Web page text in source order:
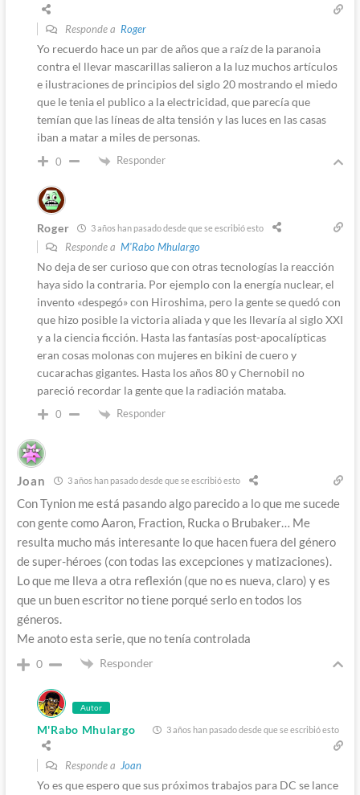
Responde a Roger
Yo recuerdo hace un par de años que a raíz de la paranoia
contra el llevar mascarillas salieron a la luz muchos artículos
e ilustraciones de principios del siglo 20 mostrando el miedo
que le tenia el publico a la electricidad, que parecía que
temían que las líneas de alta tensión y las luces en las casas
iban a matar a miles de personas.
0 Responder
Roger 3 años han pasado desde que se escribió esto
Responde a M'Rabo Mhulargo
No deja de ser curioso que con otras tecnologías la reacción
haya sido la contraria. Por ejemplo con la energía nuclear, el
invento «despegó» con Hiroshima, pero la gente se quedó con
que hizo posible la victoria aliada y que les llevaría al siglo XXI
y a la ciencia ficción. Hasta las fantasías post-apocalípticas
eran cosas molonas con mujeres en bikini de cuero y
cucarachas gigantes. Hasta los años 80 y Chernobil no
pareció recordar la gente que la radiación mataba.
0 Responder
Joan 3 años han pasado desde que se escribió esto
Con Tynion me está pasando algo parecido a lo que me sucede
con gente como Aaron, Fraction, Rucka o Brubaker… Me
resulta mucho más interesante lo que hacen fuera del género
de super-héroes (con todas las excepciones y matizaciones).
Lo que me lleva a otra reflexión (que no es nueva, claro) y es
que un buen escritor no tiene porqué serlo en todos los
géneros.
Me anoto esta serie, que no tenía controlada
0 Responder
Autor
M'Rabo Mhulargo 3 años han pasado desde que se escribió esto
Responde a Joan
Yo es que espero que sus próximos trabajos para DC se lance